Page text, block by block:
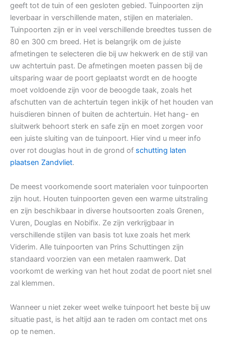
geeft tot de tuin of een gesloten gebied. Tuinpoorten zijn
leverbaar in verschillende maten, stijlen en materialen.
Tuinpoorten zijn er in veel verschillende breedtes tussen de
80 en 300 cm breed. Het is belangrijk om de juiste
afmetingen te selecteren die bij uw hekwerk en de stijl van
uw achtertuin past. De afmetingen moeten passen bij de
uitsparing waar de poort geplaatst wordt en de hoogte
moet voldoende zijn voor de beoogde taak, zoals het
afschutten van de achtertuin tegen inkijk of het houden van
huisdieren binnen of buiten de achtertuin. Het hang- en
sluitwerk behoort sterk en safe zijn en moet zorgen voor
een juiste sluiting van de tuinpoort. Hier vind u meer info
over rot douglas hout in de grond of schutting laten
plaatsen Zandvliet.
De meest voorkomende soort materialen voor tuinpoorten
zijn hout. Houten tuinpoorten geven een warme uitstraling
en zijn beschikbaar in diverse houtsoorten zoals Grenen,
Vuren, Douglas en Nobifix. Ze zijn verkrijgbaar in
verschillende stijlen van basis tot luxe zoals het merk
Viderim. Alle tuinpoorten van Prins Schuttingen zijn
standaard voorzien van een metalen raamwerk. Dat
voorkomt de werking van het hout zodat de poort niet snel
zal klemmen.
Wanneer u niet zeker weet welke tuinpoort het beste bij uw
situatie past, is het altijd aan te raden om contact met ons
op te nemen.